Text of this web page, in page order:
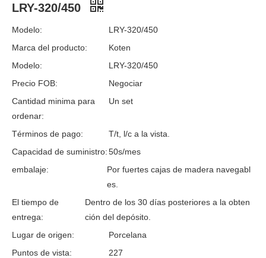
LRY-320/450
Modelo:
LRY-320/450
Marca del producto:
Koten
Modelo:
LRY-320/450
Precio FOB:
Negociar
Cantidad minima para
ordenar:
Un set
Términos de pago:
T/t, l/c a la vista.
Capacidad de suministro:50s/mes
embalaje:
Por fuertes cajas de madera navegabl
es.
El tiempo de
entrega:
Dentro de los 30 días posteriores a la obten
ción del depósito.
Lugar de origen:
Porcelana
Puntos de vista:
227